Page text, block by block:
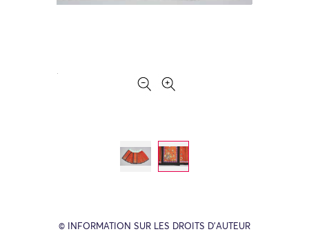
© INFORMATION SUR LES DROITS D’AUTEUR